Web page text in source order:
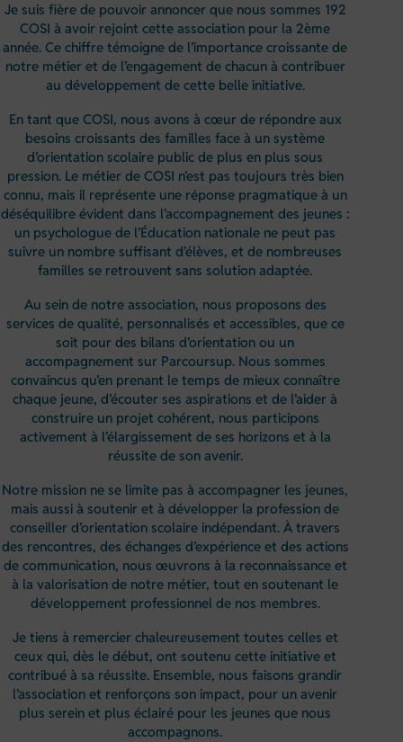
Je suis fière de pouvoir annoncer que nous sommes 192
COSI à avoir rejoint cette association pour la 2ème
année. Ce chiffre témoigne de l’importance croissante de
notre métier et de l’engagement de chacun à contribuer
au développement de cette belle initiative.
En tant que COSI, nous avons à cœur de répondre aux
besoins croissants des familles face à un système
d’orientation scolaire public de plus en plus sous
pression. Le métier de COSI n’est pas toujours très bien
connu, mais il représente une réponse pragmatique à un
déséquilibre évident dans l’accompagnement des jeunes :
un psychologue de l’Éducation nationale ne peut pas
suivre un nombre suffisant d’élèves, et de nombreuses
familles se retrouvent sans solution adaptée.
Au sein de notre association, nous proposons des
services de qualité, personnalisés et accessibles, que ce
soit pour des bilans d’orientation ou un
accompagnement sur Parcoursup. Nous sommes
convaincus qu’en prenant le temps de mieux connaître
chaque jeune, d’écouter ses aspirations et de l’aider à
construire un projet cohérent, nous participons
activement à l’élargissement de ses horizons et à la
réussite de son avenir.
Notre mission ne se limite pas à accompagner les jeunes,
mais aussi à soutenir et à développer la profession de
conseiller d’orientation scolaire indépendant. À travers
des rencontres, des échanges d’expérience et des actions
de communication, nous œuvrons à la reconnaissance et
à la valorisation de notre métier, tout en soutenant le
développement professionnel de nos membres.
Je tiens à remercier chaleureusement toutes celles et
ceux qui, dès le début, ont soutenu cette initiative et
contribué à sa réussite. Ensemble, nous faisons grandir
l’association et renforçons son impact, pour un avenir
plus serein et plus éclairé pour les jeunes que nous
accompagnons.